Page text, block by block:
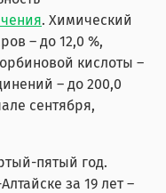
. Химический
– до 12,0 %,
кислоты –
– до 200,0
сентября,
пятый год.
за 19 лет –